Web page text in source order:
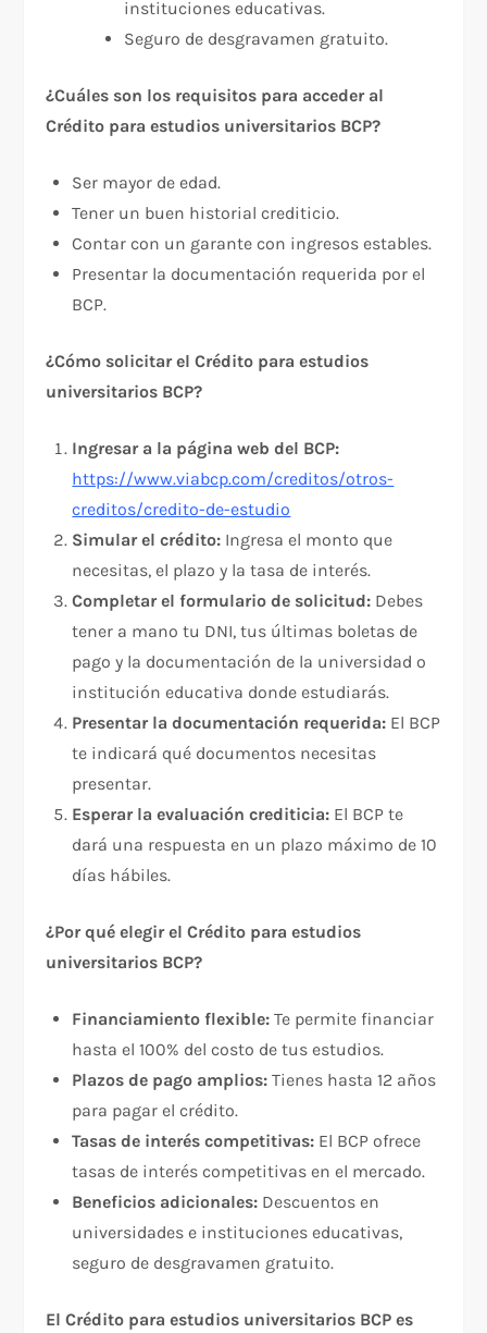
instituciones educativas.
Seguro de desgravamen gratuito.
¿Cuáles son los requisitos para acceder al
Crédito para estudios universitarios BCP?
Ser mayor de edad.
Tener un buen historial crediticio.
Contar con un garante con ingresos estables.
Presentar la documentación requerida por el
BCP.
¿Cómo solicitar el Crédito para estudios
universitarios BCP?
Ingresar a la página web del BCP:
https://www.viabcp.com/creditos/otros-
creditos/credito-de-estudio
Simular el crédito: Ingresa el monto que
necesitas, el plazo y la tasa de interés.
Completar el formulario de solicitud: Debes
tener a mano tu DNI, tus últimas boletas de
pago y la documentación de la universidad o
institución educativa donde estudiarás.
Presentar la documentación requerida: El BCP
te indicará qué documentos necesitas
presentar.
Esperar la evaluación crediticia: El BCP te
dará una respuesta en un plazo máximo de 10
días hábiles.
¿Por qué elegir el Crédito para estudios
universitarios BCP?
Financiamiento flexible: Te permite financiar
hasta el 100% del costo de tus estudios.
Plazos de pago amplios: Tienes hasta 12 años
para pagar el crédito.
Tasas de interés competitivas: El BCP ofrece
tasas de interés competitivas en el mercado.
Beneficios adicionales: Descuentos en
universidades e instituciones educativas,
seguro de desgravamen gratuito.
El Crédito para estudios universitarios BCP es